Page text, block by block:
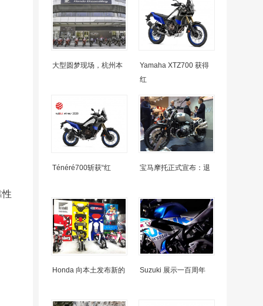
性
大型圆梦现场，杭州本
Yamaha XTZ700 获得
红
Ténéré700斩获“红 宝马摩托正式宣布：退
Honda 向本土发布新的 Suzuki 展示一百周年